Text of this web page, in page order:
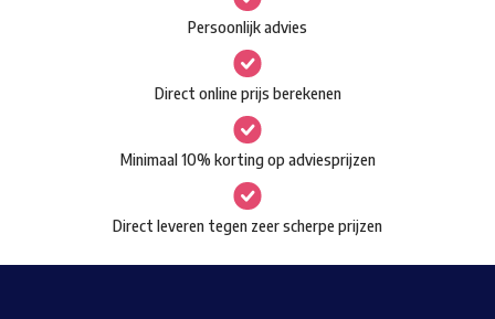
Persoonlijk advies
Direct online prijs berekenen
Minimaal 10% korting op adviesprijzen
Direct leveren tegen zeer scherpe prijzen